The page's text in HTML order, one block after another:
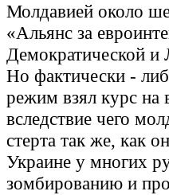
Молдавией около
«Альянс за
Демократической и
Но фактически -
режим взял курс
вследствие чего
стерта так же, как
Украине у многих
зомбированию и